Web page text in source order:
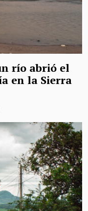
río abrió el
en la Sierra